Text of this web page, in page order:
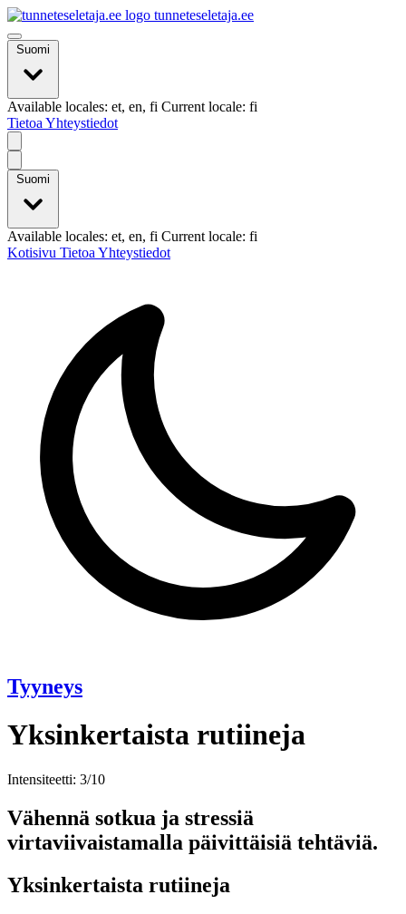
tunneteseletaja.ee
Suomi
Available locales: et, en, fi Current locale: fi
Tietoa Yhteystiedot
Suomi
Available locales: et, en, fi Current locale: fi
Kotisivu Tietoa Yhteystiedot
Tyyneys
Yksinkertaista rutiineja
Intensiteetti: 3/10
Vähennä sotkua ja stressiä
virtaviivaistamalla päivittäisiä tehtäviä.
Yksinkertaista rutiineja